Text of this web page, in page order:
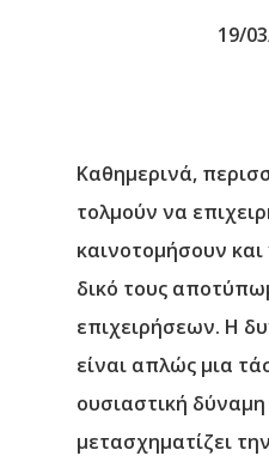
19/
Καθημερινά,
τολμούν να
καινοτομήσουν
δικό τους
επιχειρήσεων. Η
είναι απλώς μια
ουσιαστική
μετασχηματίζει